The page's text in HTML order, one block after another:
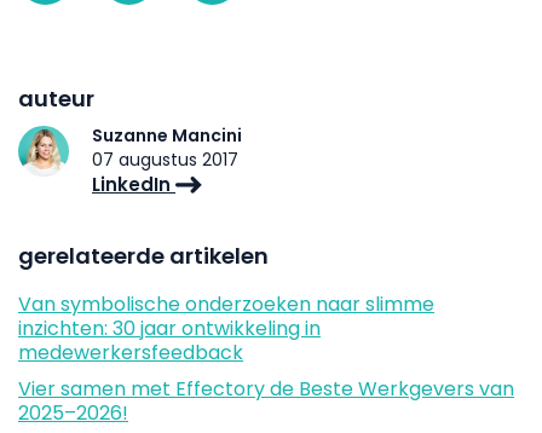
auteur
Suzanne Mancini
07 augustus 2017
LinkedIn
gerelateerde artikelen
Van symbolische onderzoeken naar slimme
inzichten: 30 jaar ontwikkeling in
medewerkersfeedback
Vier samen met Effectory de Beste Werkgevers van
2025–2026!